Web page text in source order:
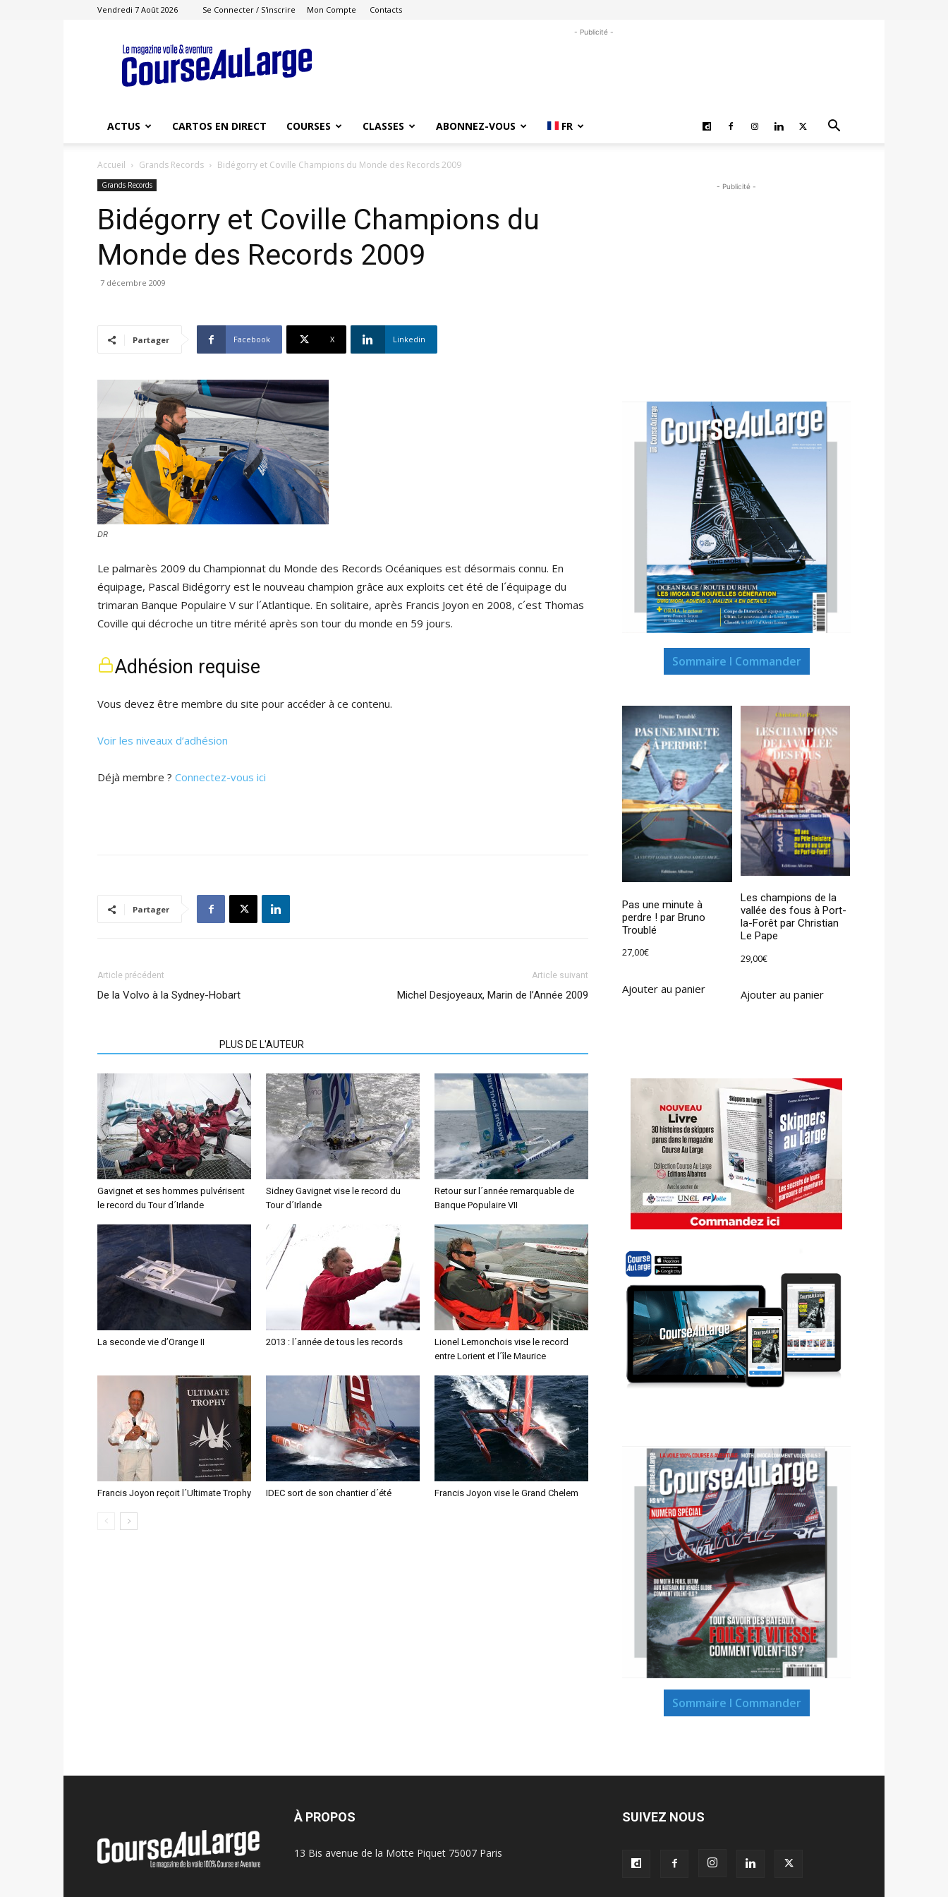
Vendredi 7 Août 2026 Se Connecter / S'inscrire Mon Compte Contacts
Course
au
Large
- Publicité -
ACTUS CARTOS EN DIRECT COURSES CLASSES ABONNEZ-VOUS FR
Accueil Grands Records Bidégorry et Coville Champions du Monde des Records 2009
Grands Records
Bidégorry et Coville Champions du
Monde des Records 2009
7 décembre 2009
Partager Facebook X Linkedin
DR
Le palmarès 2009 du Championnat du Monde des Records Océaniques est désormais connu. En
équipage, Pascal Bidégorry est le nouveau champion grâce aux exploits cet été de l´équipage du
trimaran Banque Populaire V sur l´Atlantique. En solitaire, après Francis Joyon en 2008, c´est Thomas
Coville qui décroche un titre mérité après son tour du monde en 59 jours.
Adhésion requise
Vous devez être membre du site pour accéder à ce contenu.
Voir les niveaux d’adhésion
Déjà membre ? Connectez-vous ici
Partager
Article précédent
De la Volvo à la Sydney-Hobart
Article suivant
Michel Desjoyeaux, Marin de l’Année 2009
PLUS DE L'AUTEUR
Gavignet et ses hommes pulvérisent
le record du Tour d´Irlande
Sidney Gavignet vise le record du
Tour d´Irlande
Retour sur l´année remarquable de
Banque Populaire VII
La seconde vie d’Orange II 2013 : l´année de tous les records
Lionel Lemonchois vise le record
entre Lorient et l´île Maurice
Francis Joyon reçoit l´Ultimate Trophy IDEC sort de son chantier d´été Francis Joyon vise le Grand Chelem
- Publicité -
Sommaire I Commander
Pas une minute à
perdre ! par Bruno
Troublé
27,00€
Ajouter au panier
Les champions de la
vallée des fous à Port-
la-Forêt par Christian
Le Pape
29,00€
Ajouter au panier
Sommaire I Commander
À PROPOS
13 Bis avenue de la Motte Piquet 75007 Paris
SUIVEZ NOUS